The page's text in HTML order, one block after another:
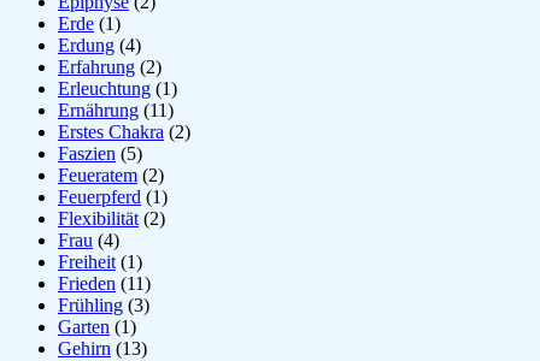
Erde (1)
Erdung (4)
Erfahrung (2)
Erleuchtung (1)
Ernährung (11)
Erstes Chakra (2)
Faszien (5)
Feueratem (2)
Feuerpferd (1)
Flexibilität (2)
Frau (4)
Freiheit (1)
Frieden (11)
Frühling (3)
Garten (1)
Gehirn (13)